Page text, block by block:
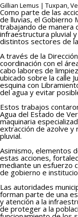
Gillian Lemus | Tuxpan,
Como parte de las
de lluvias, el Gobierno
trabajando de manera
infraestructura pluvial
distintos sectores de
A través de la
coordinación con el
cabo labores de
ubicado sobre la calle
esquina con
del agua y evitar
Estos trabajos
Agua del Estado de
maquinaria
extracción de azolve y
pluvial.
Asimismo, elementos
estas acciones,
mediante un esfuerzo
de gobierno e
Las autoridades
forman parte de una
y atención a la
de proteger a la